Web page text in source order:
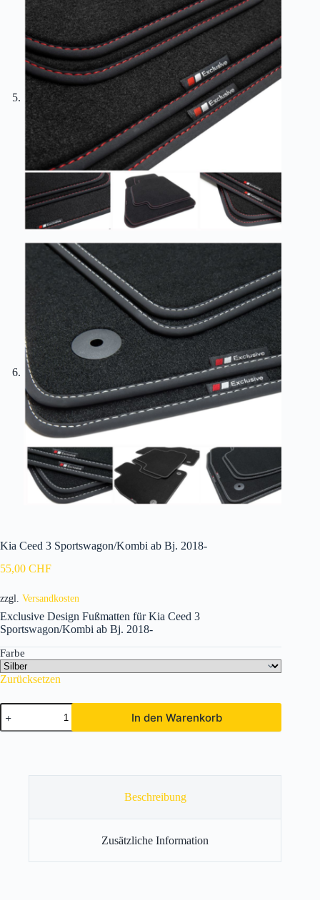
Kia Ceed 3 Sportswagon/Kombi ab Bj. 2018-
55,00 CHF
zzgl. Versandkosten
Exclusive Design Fußmatten für Kia Ceed 3
Sportswagon/Kombi ab Bj. 2018-
Farbe
Zurücksetzen
Kia
Ceed
3
In den Warenkorb
Beschreibung
Zusätzliche Information